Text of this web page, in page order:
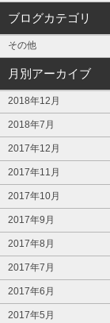
ブログカテゴリ
その他
月別アーカイブ
2018年12月
2018年7月
2017年12月
2017年11月
2017年10月
2017年9月
2017年8月
2017年7月
2017年6月
2017年5月